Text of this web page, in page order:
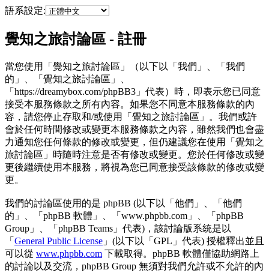
語系設定:
覺知之旅討論區 - 註冊
當您使用「覺知之旅討論區」（以下以「我們」、「我們
的」、「覺知之旅討論區」、
「https://dreamybox.com/phpBB3」代表）時，即表示您已同意
接受本服務條款之所有內容。如果您不同意本服務條款的內
容，請您停止存取和/或使用「覺知之旅討論區」。我們或許
會於任何時間修改或變更本服務條款之內容，雖然我們也會盡
力通知您任何條款的修改或變更，但仍建議您在使用「覺知之
旅討論區」時隨時注意是否有修改或變更。您於任何修改或變
更後繼續使用本服務，將視為您已同意接受該條款的修改或變
更。
我們的討論區使用的是 phpBB (以下以「他們」、「他們
的」、「phpBB 軟體」、「www.phpbb.com」、「phpBB
Group」、「phpBB Teams」代表)，該討論版系統是以
「 General Public License 」(以下以「GPL」代表) 授權釋出並且
可以從 www.phpbb.com 下載取得。phpBB 軟體僅協助網路上
的討論以及交流，phpBB Group 無須對我們允許或不允許的內